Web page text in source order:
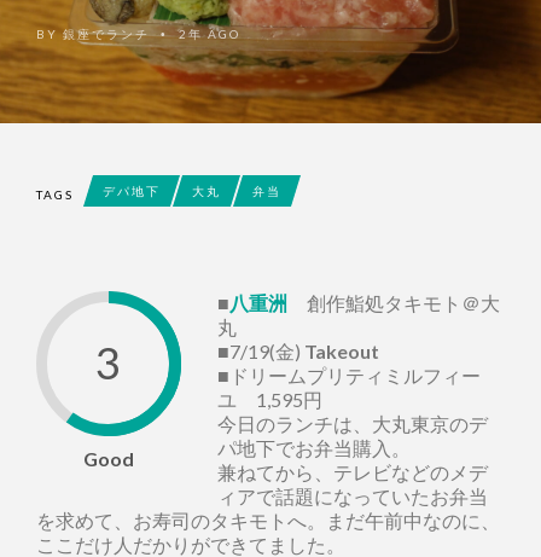
BY 銀座でランチ • 2年 AGO
TAGS デパ地下 大丸 弁当
3
Good
■八重洲 創作鮨処タキモト＠大
丸
■7/19(金) Takeout
■ドリームプリティミルフィー
ユ 1,595円
今日のランチは、大丸東京のデ
パ地下でお弁当購入。
兼ねてから、テレビなどのメデ
ィアで話題になっていたお弁当
を求めて、お寿司のタキモトへ。まだ午前中なのに、
ここだけ人だかりができてました。